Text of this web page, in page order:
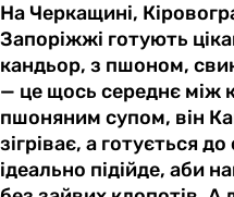
На Черкащині,
Запоріжжі готують
кандьор, з пшоном,
— це щось середнє між
пшоняним супом, він
зігріває, а готується
ідеально підійде, аби